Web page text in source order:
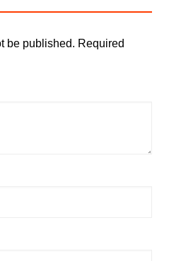
be published. Required